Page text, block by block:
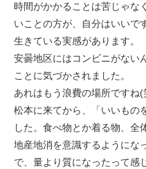
時間がかかることは苦じゃな
いことの方が、自分はいいで
生きている実感があります。
安曇地区にはコンビニがない
ことに気づかされました。
あれはもう浪費の場所ですね(
松本に来てから、「いいもの
した。食べ物とか着る物、全
地産地消を意識するようにな
で、量より質になったって感